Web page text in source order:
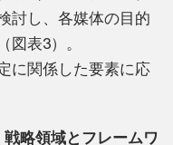
討し、各媒体の目的
図表3）。
に関係した要素に応
略領域とフレームワ